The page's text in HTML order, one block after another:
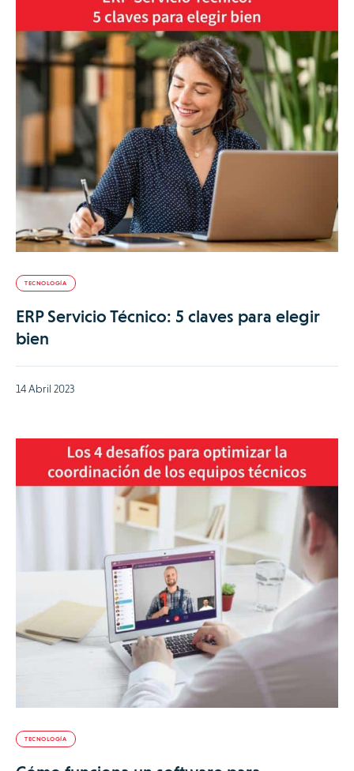
TECNOLOGÍA
ERP Servicio Técnico: 5 claves para elegir
bien
14 Abril 2023
TECNOLOGÍA